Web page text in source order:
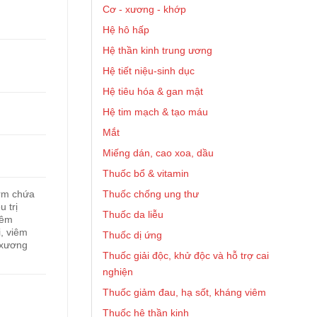
Cơ - xương - khớp
Hệ hô hấp
Hệ thần kinh trung ương
Hệ tiết niệu-sinh dục
Hệ tiêu hóa & gan mật
Hệ tim mạch & tạo máu
Mắt
Miếng dán, cao xoa, dầu
Thuốc bổ & vitamin
Thuốc chống ung thư
Thuốc da liễu
Thuốc dị ứng
Thuốc giải độc, khử độc và hỗ trợ cai
nghiện
Thuốc giảm đau, hạ sốt, kháng viêm
Thuốc hệ thần kinh
chứa
trị
viêm